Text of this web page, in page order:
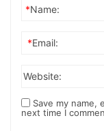
*Name:
*Email:
Website:
Save my name,
next time I